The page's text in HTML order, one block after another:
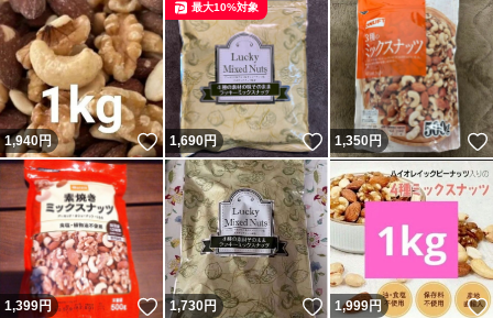
1,940円 いいね！
1,690円 いいね！
最大10%対象
1,350円
1,399円 いいね！
1,730円 いいね！
1,999円